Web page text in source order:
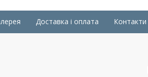
Доставка і оплата Контакти